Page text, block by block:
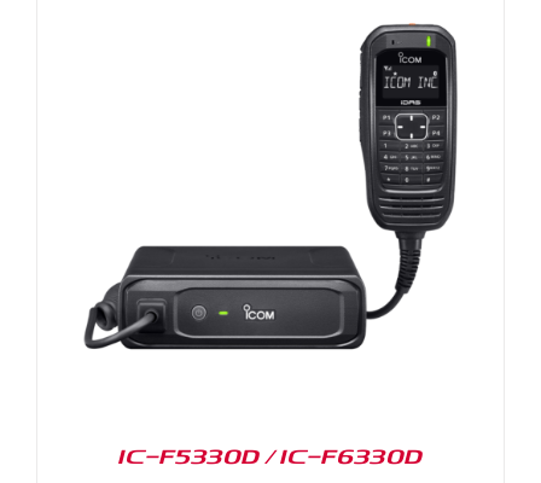
IC-F5330D / IC-F6330D